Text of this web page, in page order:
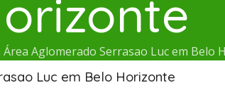
Aglomerado Serrasao Luc em Belo
Luc em Belo Horizonte